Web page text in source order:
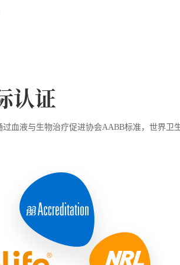
认证
过血液与生物治疗促进协会AABB标准，世界卫